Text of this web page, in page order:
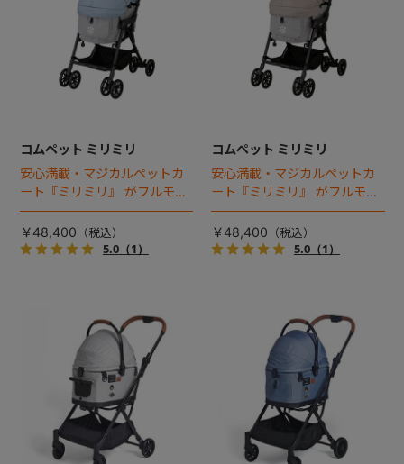
コムペット ミリミリ
安心満載・マジカルペットカ
ート『ミリミリ』 がフルモデ
ルチェンジ。 新機能「マジカ
ルフォールディング」搭載
￥48,400
5.0（1）
コムペット ミリミリ
安心満載・マジカルペットカ
ート『ミリミリ』 がフルモデ
ルチェンジ。 新機能「マジカ
ルフォールディング」搭載
￥48,400
5.0（1）